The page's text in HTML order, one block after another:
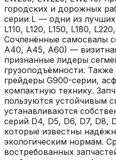
городских и дорожных
серии L — одни из
L110, L120, L150, L180,
Сочленённые самосвалы
A40, A45, A60) —
признанные лидеры
грузоподъёмности.
грейдеры G900-серии,
компактную технику.
пользуются устойчивым
устанавливаются
серий D4, D5, D6, D7, D8,
которые известны
экологическим нормам.
востребованных